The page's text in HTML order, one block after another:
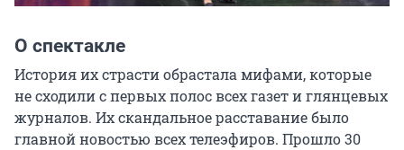
О спектакле
История их страсти обрастала мифами, которые
не сходили с первых полос всех газет и глянцевых
журналов. Их скандальное расставание было
главной новостью всех телеэфиров. Прошло 30